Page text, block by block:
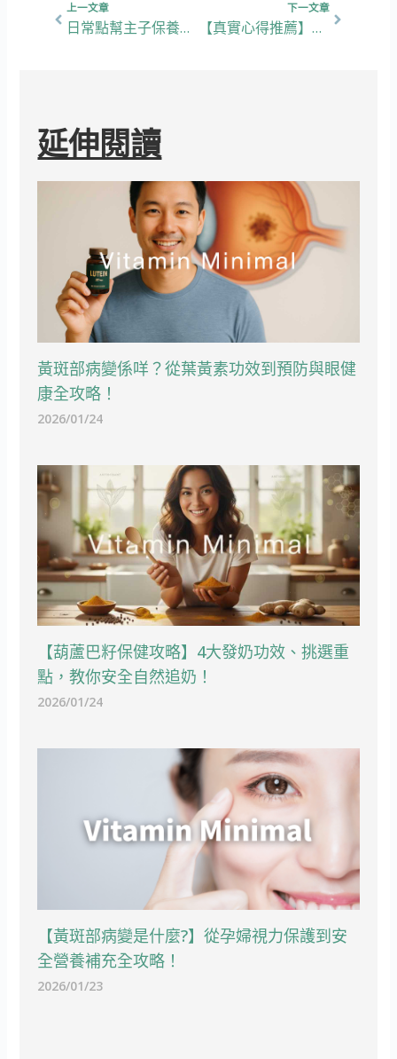
上一文章
日常點幫主子保養？貓狗營養之2025寵物魚油丸評比
下一文章
【真實心得推薦】早洩不尷尬！鱉精助你重拾男子氣概
延伸閱讀
黃斑部病變係咩？從葉黃素功效到預防與眼健
康全攻略！
2026/01/24
【葫蘆巴籽保健攻略】4大發奶功效、挑選重
點，教你安全自然追奶！
2026/01/24
【黃斑部病變是什麼?】從孕婦視力保護到安
全營養補充全攻略！
2026/01/23